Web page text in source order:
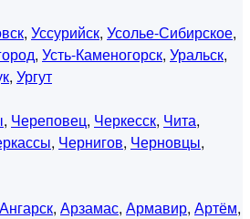
, Уссурийск, Усолье-Сибирское,
, Усть-Каменогорск, Уральск,
, Ургут
, Череповец, Черкесск, Чита,
, Чернигов, Черновцы,
Ангарск, Арзамас, Армавир, Артём,